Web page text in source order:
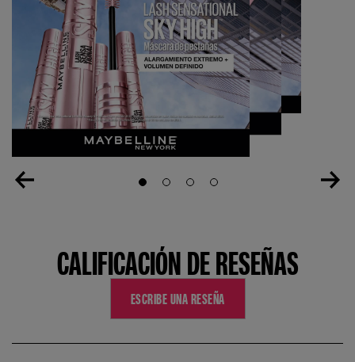
Slide 1Slide 2Slide 3Slide 4
CALIFICACIÓN DE RESEÑAS
ESCRIBE UNA RESEÑA